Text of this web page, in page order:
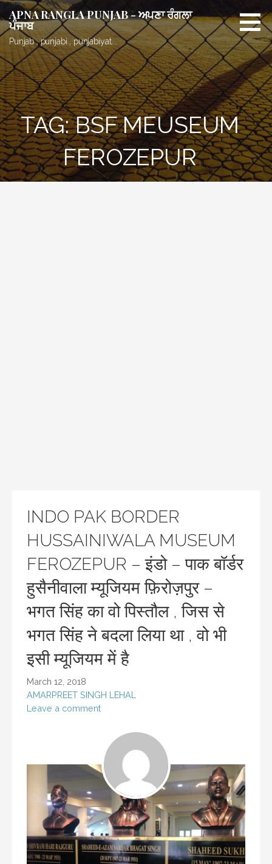
Skip
to
content
APNA RANGLA PUNJAB - ਅਪਣਾ ਰੰਗਲਾ
ਪੰਜਾਬ
Punjab , punjabi , punjabiyat.
TAG: BSF MEUSEUM
FEROZEPUR
INDO PAK BORDER
HUSSAINIWALA MUSEUM
FEROZEPUR – इंडो – पाक बॉर्डर
हुसैनीवाला म्यूजियम फ़िरोज़पुर –
भगत सिंह का वो पिस्तौल , जिस से
भगत सिंह ने बदला लिया था , वो भी
इसी म्यूजियम में है
March 12, 2018
AMARPREET SINGH LEHAL
Leave a comment